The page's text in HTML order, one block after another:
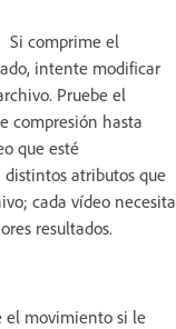
Si comprime el
intente modificar
Pruebe el
compresión hasta
que esté
distintos atributos que
cada vídeo necesita
resultados.
el movimiento si le